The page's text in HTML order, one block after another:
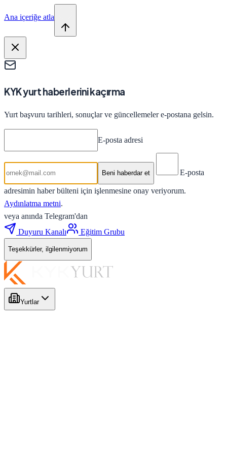
Ana içeriğe atla
KYK yurt haberlerini kaçırma
Yurt başvuru tarihleri, sonuçlar ve güncellemeler e-postana gelsin.
E-posta adresi
Beni haberdar et E-posta
adresimin haber bülteni için işlenmesine onay veriyorum.
Aydınlatma metni.
veya anında Telegram'dan
Duyuru Kanalı
Eğitim Grubu
Teşekkürler, ilgilenmiyorum
Yurtlar